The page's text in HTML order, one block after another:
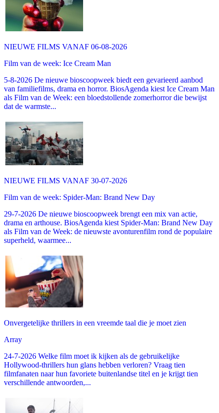
NIEUWE FILMS VANAF 06-08-2026
Film van de week: Ice Cream Man
5-8-2026 De nieuwe bioscoopweek biedt een gevarieerd aanbod
van familiefilms, drama en horror. BiosAgenda kiest Ice Cream Man
als Film van de Week: een bloedstollende zomerhorror die bewijst
dat de warmste...
NIEUWE FILMS VANAF 30-07-2026
Film van de week: Spider-Man: Brand New Day
29-7-2026 De nieuwe bioscoopweek brengt een mix van actie,
drama en arthouse. BiosAgenda kiest Spider-Man: Brand New Day
als Film van de Week: de nieuwste avonturenfilm rond de populaire
superheld, waarmee...
Onvergetelijke thrillers in een vreemde taal die je moet zien
Array
24-7-2026 Welke film moet ik kijken als de gebruikelijke
Hollywood-thrillers hun glans hebben verloren? Vraag tien
filmfanaten naar hun favoriete buitenlandse titel en je krijgt tien
verschillende antwoorden,...